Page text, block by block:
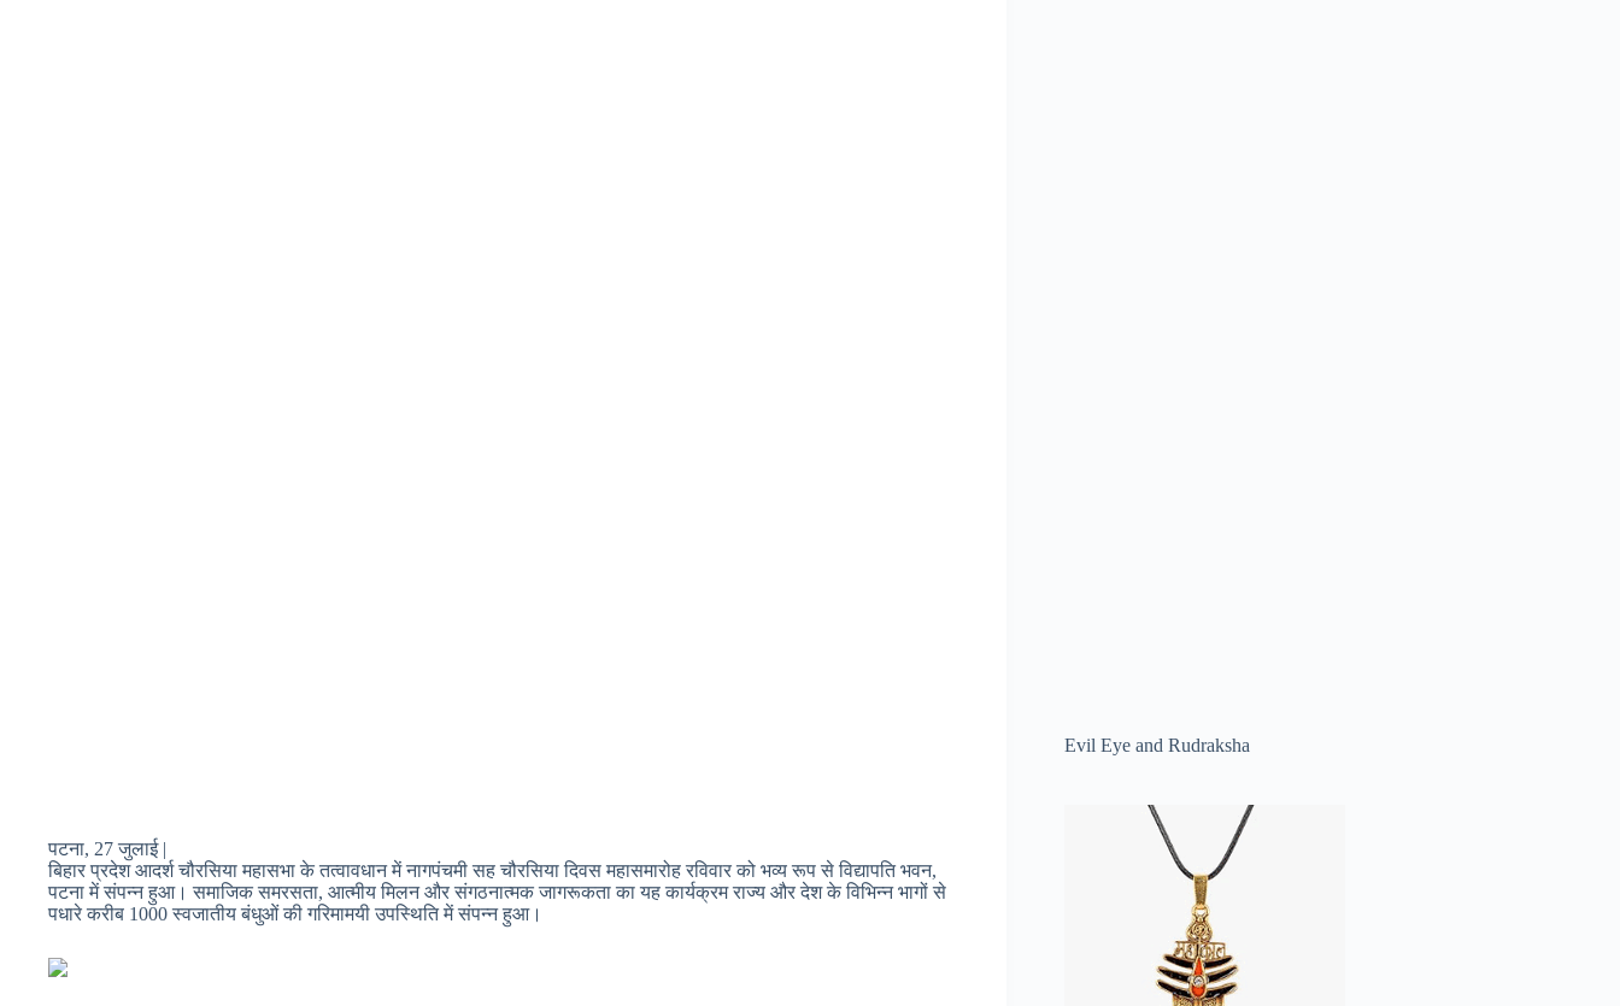
पटना, 27 जुलाई |
बिहार प्रदेश आदर्श चौरसिया महासभा के तत्वावधान में नागपंचमी सह चौरसिया दिवस महासमारोह रविवार को भव्य रूप से विद्यापति भवन,
पटना में संपन्न हुआ। समाजिक समरसता, आत्मीय मिलन और संगठनात्मक जागरूकता का यह कार्यक्रम राज्य और देश के विभिन्न भागों से
पधारे करीब 1000 स्वजातीय बंधुओं की गरिमामयी उपस्थिति में संपन्न हुआ।
Evil Eye and Rudraksha